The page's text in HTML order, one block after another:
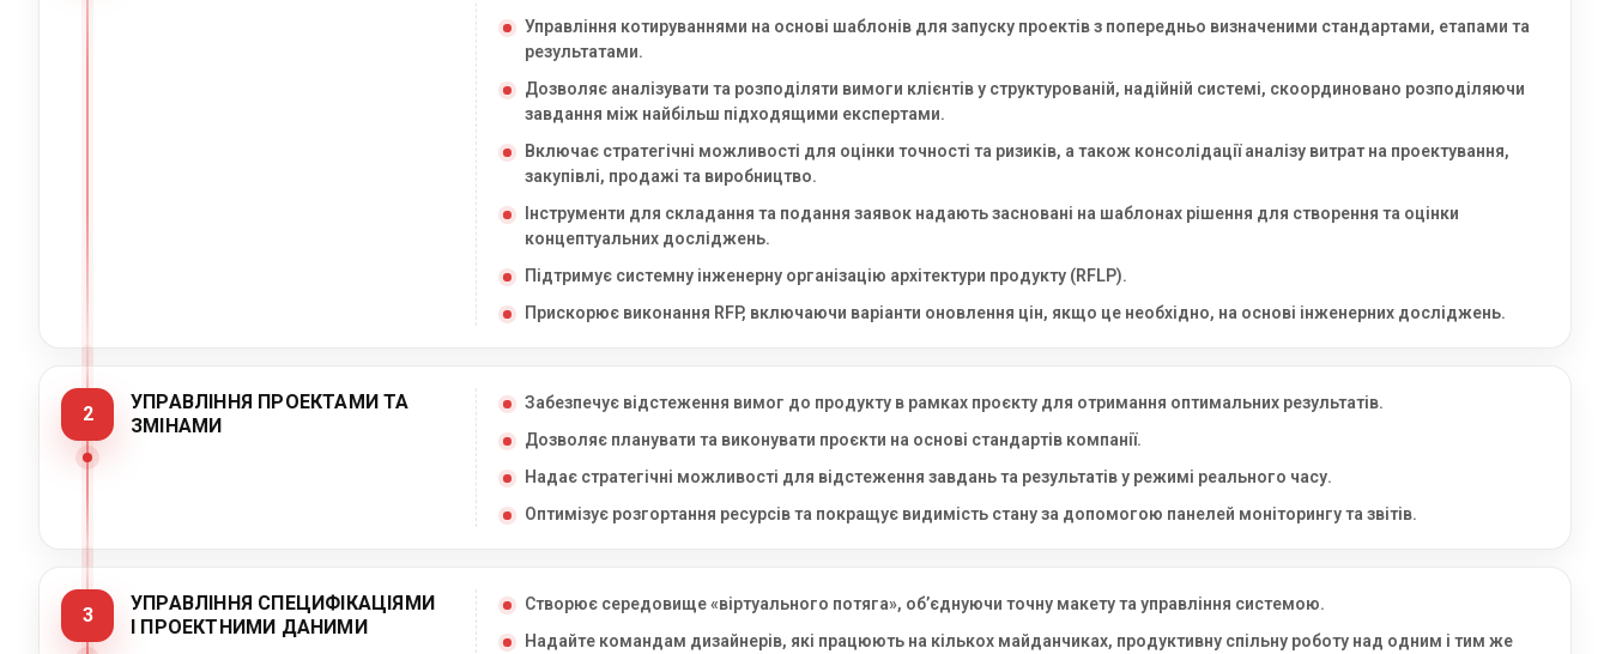
Управління котируваннями на основі шаблонів для запуску проектів з попередньо визначеними стандартами, етапами та
результатами.
Дозволяє аналізувати та розподіляти вимоги клієнтів у структурованій, надійній системі, скоординовано розподіляючи
завдання між найбільш підходящими експертами.
Включає стратегічні можливості для оцінки точності та ризиків, а також консолідації аналізу витрат на проектування,
закупівлі, продажі та виробництво.
Інструменти для складання та подання заявок надають засновані на шаблонах рішення для створення та оцінки
концептуальних досліджень.
Підтримує системну інженерну організацію архітектури продукту (RFLP).
Прискорює виконання RFP, включаючи варіанти оновлення цін, якщо це необхідно, на основі інженерних досліджень.
2
УПРАВЛІННЯ ПРОЕКТАМИ ТА
ЗМІНАМИ
Забезпечує відстеження вимог до продукту в рамках проєкту для отримання оптимальних результатів.
Дозволяє планувати та виконувати проєкти на основі стандартів компанії.
Надає стратегічні можливості для відстеження завдань та результатів у режимі реального часу.
Оптимізує розгортання ресурсів та покращує видимість стану за допомогою панелей моніторингу та звітів.
3
УПРАВЛІННЯ СПЕЦИФІКАЦІЯМИ
І ПРОЕКТНИМИ ДАНИМИ
Створює середовище «віртуального потяга», об’єднуючи точну макету та управління системою.
Надайте командам дизайнерів, які працюють на кількох майданчиках, продуктивну спільну роботу над одним і тим же